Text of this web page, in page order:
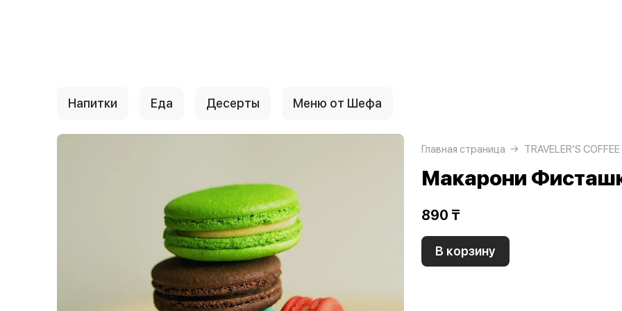
Напитки Еда Десерты Меню от Шефа
Главная страница TRAVELER’S COFFEE
Макарони
890 ₸
В корзину